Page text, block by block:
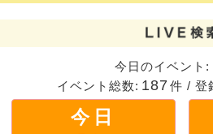
今日のイベント:
イベント総数: 187 件 / 登
今日